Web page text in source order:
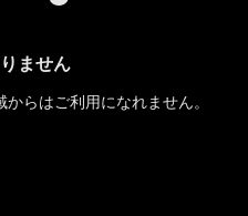
ません
らはご利用になれません。